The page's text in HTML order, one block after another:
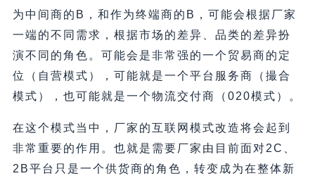
为中间商的B，和作为终端商的B，可能会根据厂家
一端的不同需求，根据市场的差异、品类的差异扮
演不同的角色。可能会是非常强的一个贸易商的定
位（自营模式），可能就是一个平台服务商（撮合
模式），也可能就是一个物流交付商（020模式）。
在这个模式当中，厂家的互联网模式改造将会起到
非常重要的作用。也就是需要厂家由目前面对2C、
2B平台只是一个供货商的角色，转变成为在整体新